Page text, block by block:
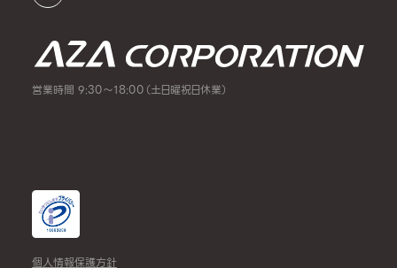
営業時間 9:30～18:00（土日曜祝日休業）
個人情報保護方針